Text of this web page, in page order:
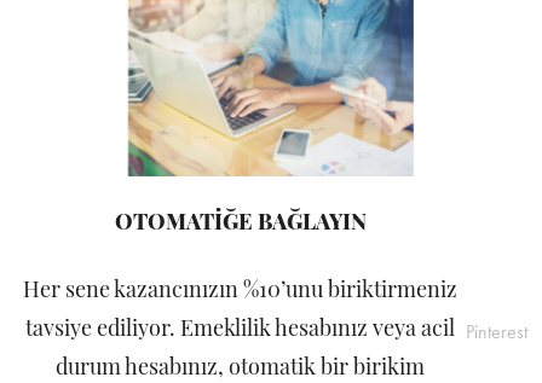
OTOMATİĞE BAĞLAYIN
Her sene kazancınızın %10’unu biriktirmeniz
tavsiye ediliyor. Emeklilik hesabınız veya acil
durum hesabınız, otomatik bir birikim
Pinterest